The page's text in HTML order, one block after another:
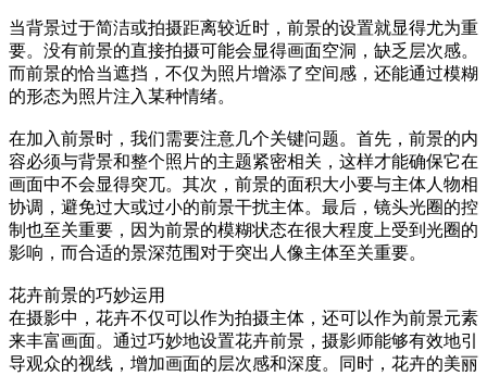
当背景过于简洁或拍摄距离较近时，前景的设置就显得尤为重
要。没有前景的直接拍摄可能会显得画面空洞，缺乏层次感。
而前景的恰当遮挡，不仅为照片增添了空间感，还能通过模糊
的形态为照片注入某种情绪。
在加入前景时，我们需要注意几个关键问题。首先，前景的内
容必须与背景和整个照片的主题紧密相关，这样才能确保它在
画面中不会显得突兀。其次，前景的面积大小要与主体人物相
协调，避免过大或过小的前景干扰主体。最后，镜头光圈的控
制也至关重要，因为前景的模糊状态在很大程度上受到光圈的
影响，而合适的景深范围对于突出人像主体至关重要。
花卉前景的巧妙运用
在摄影中，花卉不仅可以作为拍摄主体，还可以作为前景元素
来丰富画面。通过巧妙地设置花卉前景，摄影师能够有效地引
导观众的视线，增加画面的层次感和深度。同时，花卉的美丽